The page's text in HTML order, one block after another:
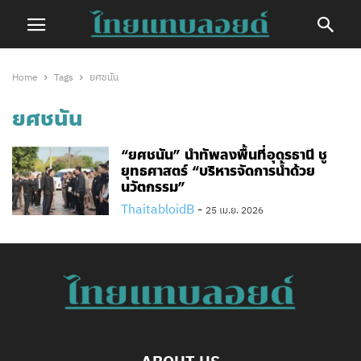
Home Tags ยศชนัน
ยศชนัน
“ยศชนัน” นำทัพลงพื้นที่อุดรธานี ชู
ยุทธศาสตร์ “บริหารจัดการน้ำด้วย
นวัตกรรม”
ThaitabloidB - 25 เม.ย. 2026